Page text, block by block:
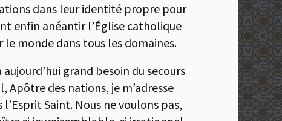
dans leur identité propre pour
enfin anéantir l’Église catholique
monde dans tous les domaines.
grand besoin du secours
Apôtre des nations, je m’adresse
Saint. Nous ne voulons pas,